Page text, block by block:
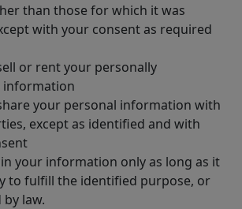
than those for which it was
with your consent as required
or rent your personally
information
your personal information with
except as identified and with
your information only as long as it
to fulfill the identified purpose, or
law.